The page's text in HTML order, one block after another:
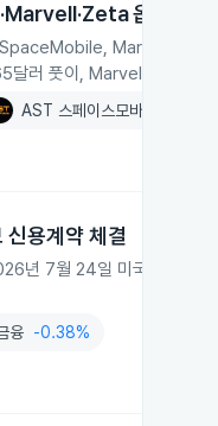
옵션 거래
Marvell
달러 풋이, Marvell은 270
AST 스페이스모바일
용계약 체결
년 7월 24일 미국 뱅크오
융 -0.38%